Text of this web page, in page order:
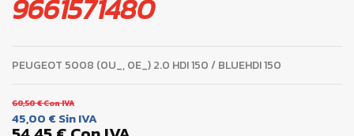
9661571480
PEUGEOT 5008 (0U_, 0E_) 2.0 HDI 150 / BLUEHDI 150
60,50 €Con IVA
45,00 € Sin IVA